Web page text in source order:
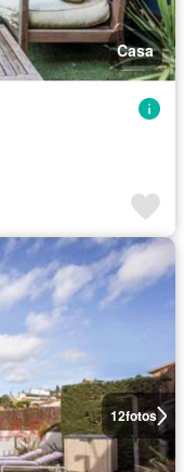
Casa
12fotos